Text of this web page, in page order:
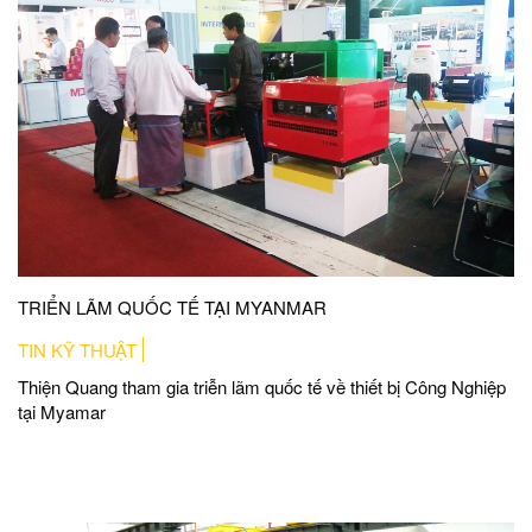
TRIỂN LÃM QUỐC TẾ TẠI MYANMAR
TIN KỸ THUẬT
Thiện Quang tham gia triễn lãm quốc tế về thiết bị Công Nghiệp
tại Myamar